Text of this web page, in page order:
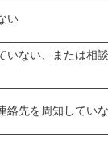
い
いない、または相
絡先を周知してい